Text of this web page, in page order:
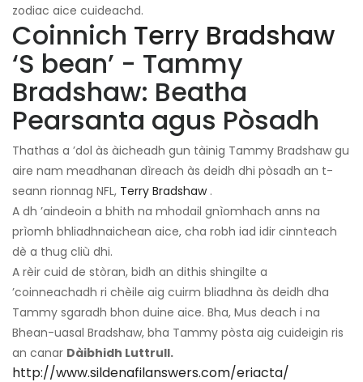
zodiac aice cuideachd.
Coinnich Terry Bradshaw
‘S bean’ - Tammy
Bradshaw: Beatha
Pearsanta agus Pòsadh
Thathas a ’dol às àicheadh ​​gun tàinig Tammy Bradshaw gu
aire nam meadhanan dìreach às deidh dhi pòsadh an t-
seann rionnag NFL, Terry Bradshaw.
A dh ’aindeoin a bhith na mhodail gnìomhach anns na
prìomh bhliadhnaichean aice, cha robh iad idir cinnteach
dè a thug cliù dhi.
A rèir cuid de stòran, bidh an dithis shingilte a
’coinneachadh ri chèile aig cuirm bliadhna às deidh dha
Tammy sgaradh bhon duine aice. Bha, Mus deach i na
Bhean-uasal Bradshaw, bha Tammy pòsta aig cuideigin ris
an canar Dàibhidh Luttrull.
http://www.sildenafilanswers.com/eriacta/